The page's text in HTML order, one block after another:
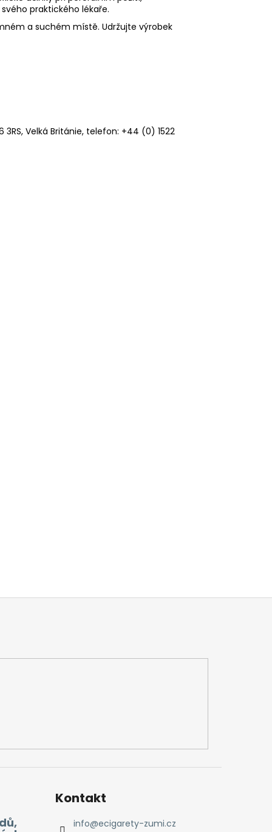
praktického lékaře.
a suchém místě. Udržujte výrobek
3RS, Velká Británie, telefon: +44 (0) 1522
Kontakt
info@ecigarety-zumi.cz